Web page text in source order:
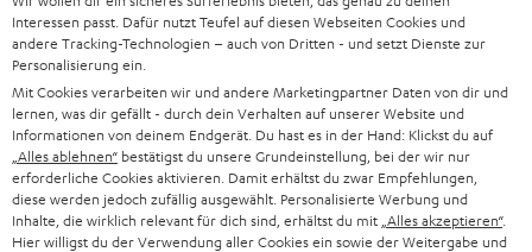
u
n
g
HIFI-LAUTSPRECHER
SMART HOME
BLUETOOTH-LAUTSPRECHER
KOPFHÖRER
KARRIERE
PRESSE & MARKETING
GESCHÄFTSKUNDEN
PARTNERPROGRAMM
BLOG
DEUTSCHLAND
ÖSTERREICH
SCHWEIZ
NIEDERLANDE
Interessen passt. Dafür nutzt Teufel auf diesen Webseiten Cookies und
andere Tracking-Technologien – auch von Dritten - und setzt Dienste zur
Personalisierung ein.
Mit Cookies verarbeiten wir und andere Marketingpartner Daten von dir und
lernen, was dir gefällt - durch dein Verhalten auf unserer Website und
Informationen von deinem Endgerät. Du hast es in der Hand: Klickst du auf
„Alles ablehnen“ bestätigst du unsere Grundeinstellung, bei der wir nur
erforderliche Cookies aktivieren. Damit erhältst du zwar Empfehlungen,
diese werden jedoch zufällig ausgewählt. Personalisierte Werbung und
Inhalte, die wirklich relevant für dich sind, erhältst du mit „Alles akzeptieren“.
Hier willigst du der Verwendung aller Cookies ein sowie der Weitergabe und